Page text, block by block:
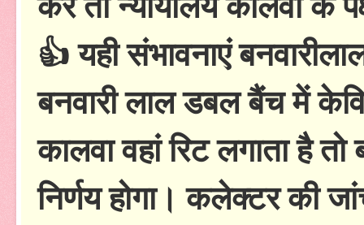
👍 यही संभावनाएं
बनवारी लाल डबल बैंच में
कालवा वहां रिट लगाता है
निर्णय होगा। कलेक्टर की